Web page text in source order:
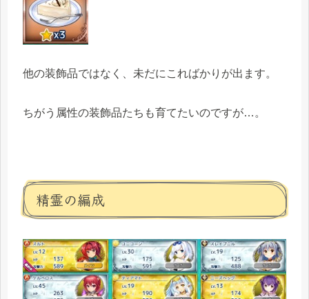
他の装飾品ではなく、未だにこればかりが出ます。
ちがう属性の装飾品たちも育てたいのですが…。
精霊の編成